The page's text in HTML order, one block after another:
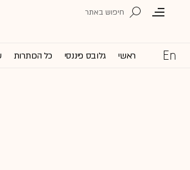
ראשי גלובס פיננסי כל הכותרות